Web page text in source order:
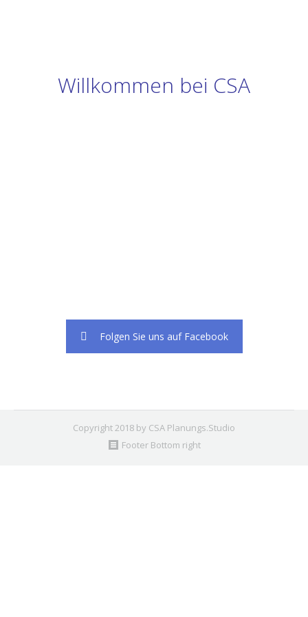
Willkommen bei CSA
Folgen Sie uns auf Facebook
Copyright 2018 by CSA Planungs.Studio
Footer Bottom right